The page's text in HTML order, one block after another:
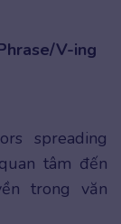
V-ing
spreading
tâm đến
trong văn